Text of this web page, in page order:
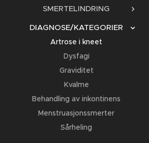
SMERTELINDRING
DIAGNOSE/KATEGORIER
Artrose i kneet
Dysfagi
Graviditet
Kvalme
Behandling av inkontinens
Menstruasjonssmerter
Sårheling